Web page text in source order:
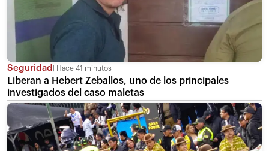
Seguridad Hace 41 minutos
Liberan a Hebert Zeballos, uno de los principales
investigados del caso maletas